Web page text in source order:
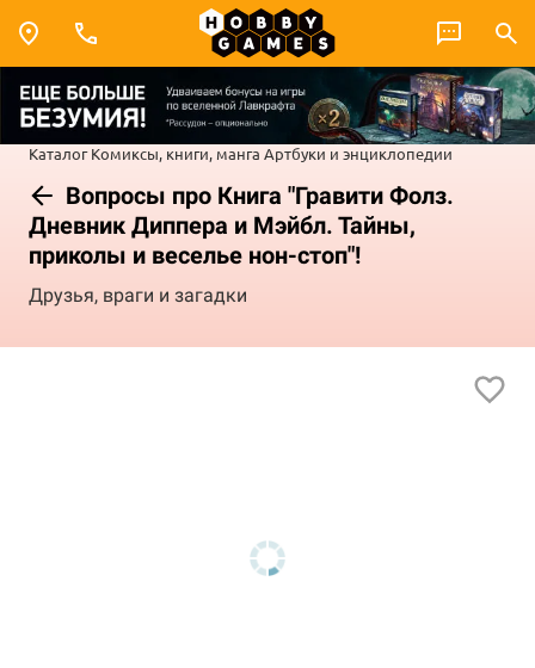
Каталог Комиксы, книги, манга Артбуки и энциклопедии
Вопросы про Книга "Гравити Фолз.
Дневник Диппера и Мэйбл. Тайны,
приколы и веселье нон-стоп"!
Друзья, враги и загадки